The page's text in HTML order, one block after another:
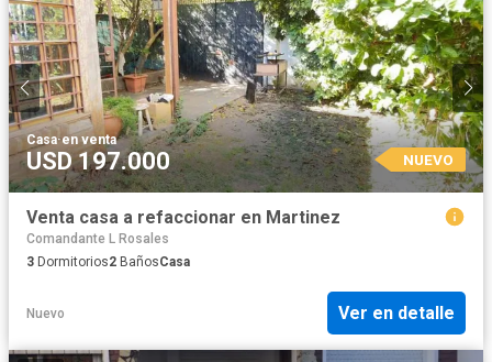
Casa·en venta
USD 197.000 NUEVO
Venta casa a refaccionar en Martinez
Comandante L Rosales
3 Dormitorios2 BañosCasa
Nuevo Ver en detalle